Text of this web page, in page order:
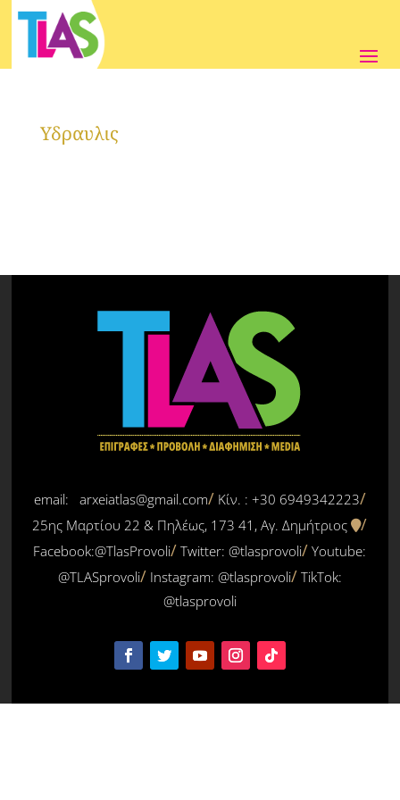
Υδραυλις
email: arxeiatlas@gmail.com
Κίν. : +30 6949342223
25ης Μαρτίου 22 & Πηλέως, 173 41, Αγ. Δημήτριος
Facebook:@TlasProvoli Twitter:@tlasprovoli Youtube:
@TLASprovoli
Instagram: @tlasprovoli TikTok:
@tlasprovoli